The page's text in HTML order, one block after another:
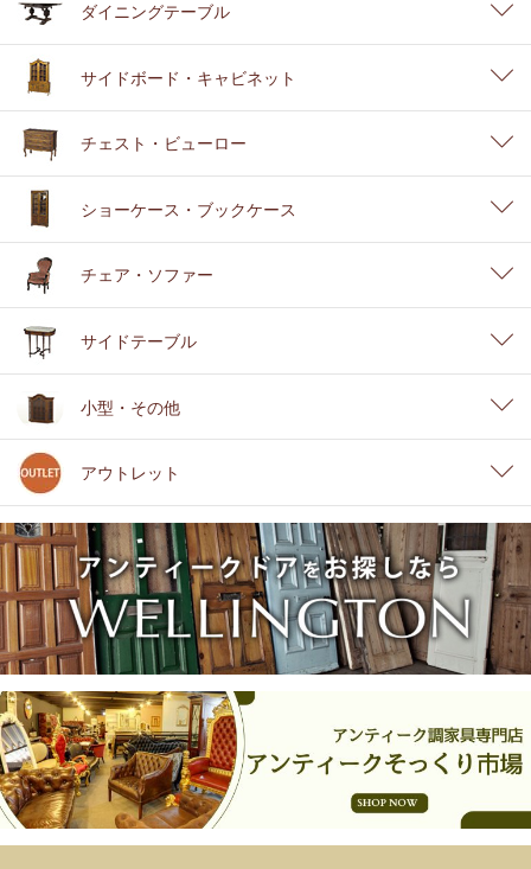
ダイニングテーブル
サイドボード・キャビネット
チェスト・ビューロー
ショーケース・ブックケース
チェア・ソファー
サイドテーブル
小型・その他
アウトレット